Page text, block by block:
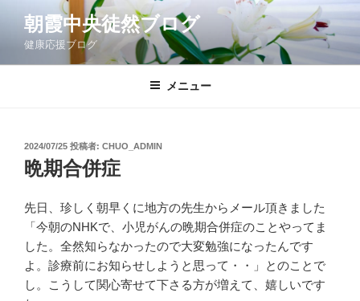
ン
朝霞中央徒然ブログ
健康応援ブログ
メニュー
投
稿
日:
2024/07/25 投稿者: CHUO_ADMIN
晩期合併症
先日、珍しく朝早くに地方の先生からメール頂きました
「今朝のNHKで、小児がんの晩期合併症のことやってま
した。全然知らなかったので大変勉強になったんです
よ。診療前にお知らせしようと思って・・」とのことで
し。こうして関心寄せて下さる方が増えて、嬉しいです